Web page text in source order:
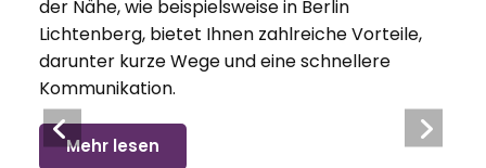
der Nähe, wie beispielsweise in Berlin
Lichtenberg, bietet Ihnen zahlreiche Vorteile,
darunter kurze Wege und eine schnellere
Kommunikation.
Mehr lesen